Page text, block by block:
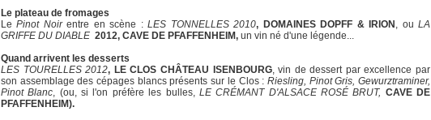
Le plateau de fromages
LePinot Noirentre en scène : LES TONNELLES 2010, DOMAINES DOPFF & IRION , ouLA
GRIFFE DU DIABLE 2012, CAVE DE PFAFFENHEIM, un vin né d'une légende...
Quand arrivent les desserts
LES TOURELLES 2012, LE CLOS CHÂTEAU ISENBOURG, vin de dessert par excellence par
son assemblage des cépages blancs présents sur le Clos : Riesling, Pinot Gris, Gewurztraminer,
Pinot Blanc, (ou, si l'on préfère les bulles, LE CRÉMANT D'ALSACE ROSÉ BRUT, CAVE DE
PFAFFENHEIM).